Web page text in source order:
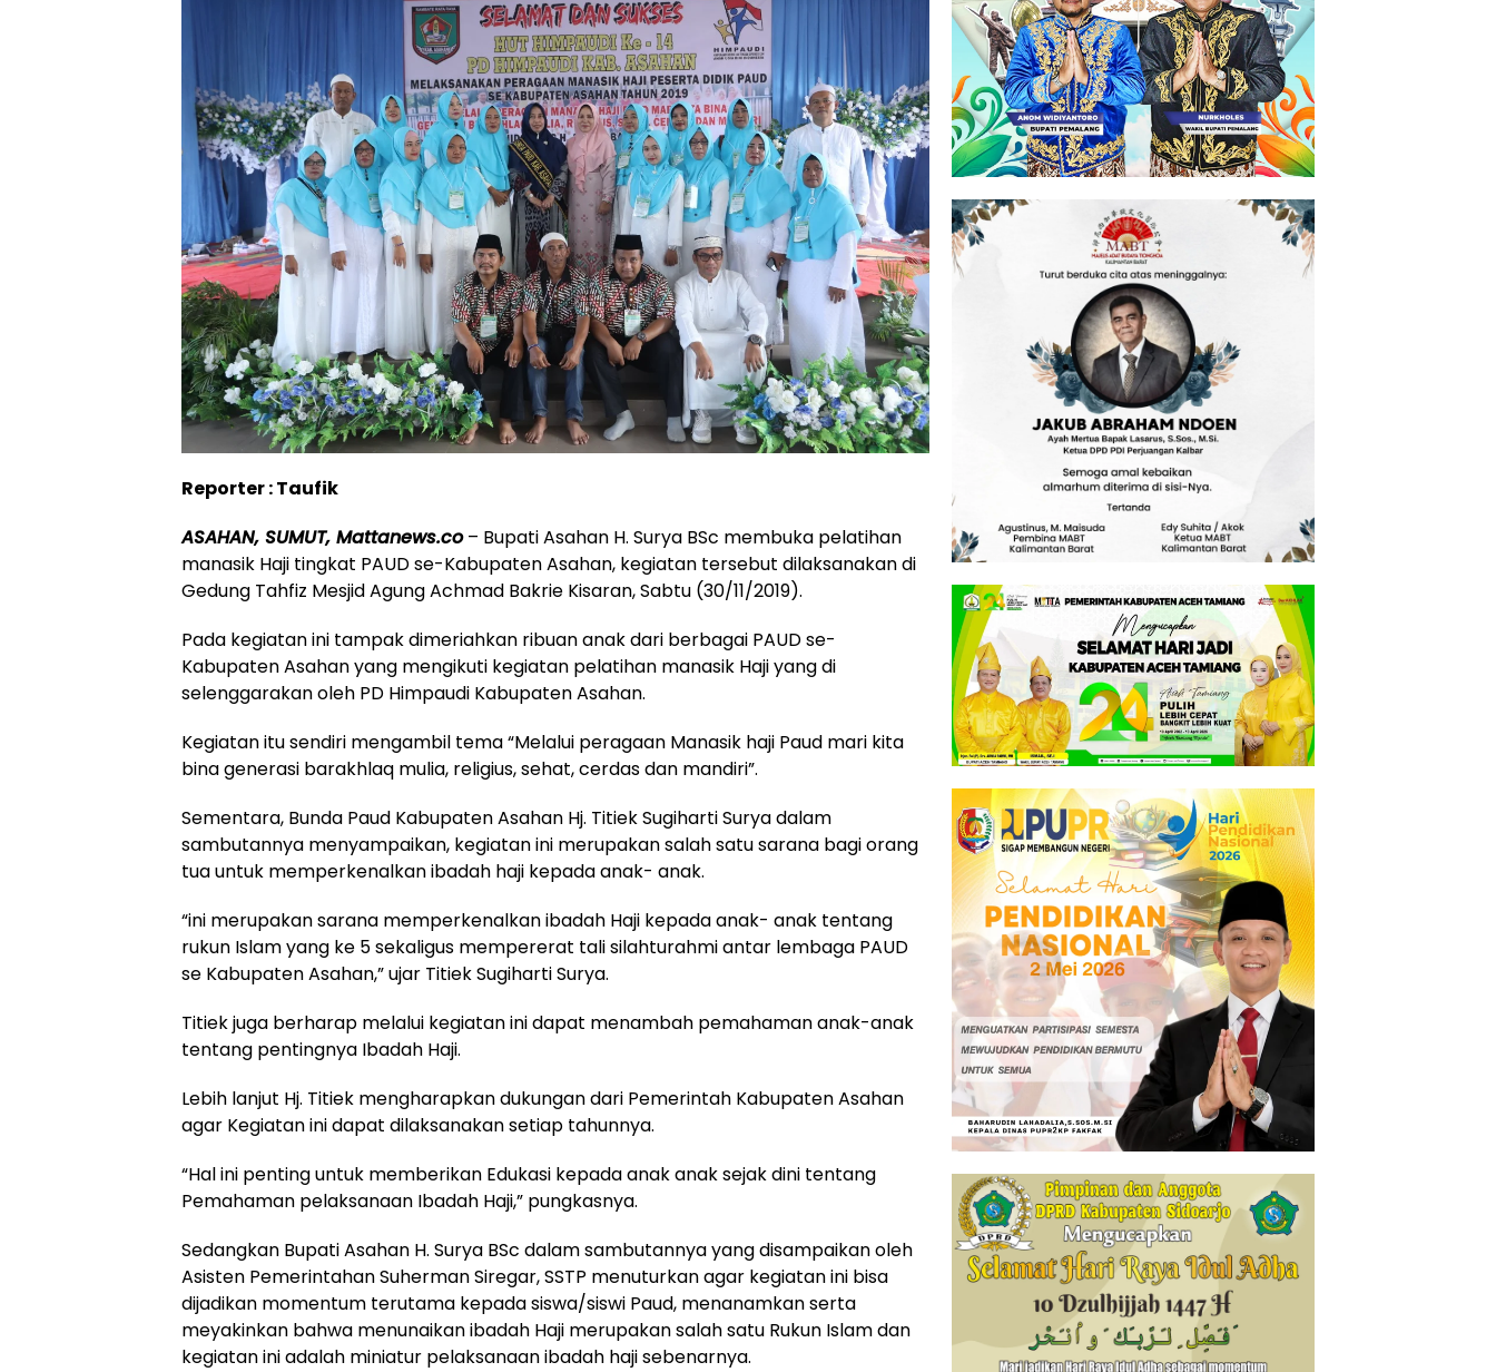
Reporter : Taufik
ASAHAN, SUMUT, Mattanews.co– Bupati Asahan H. Surya BSc membuka pelatihan
manasik Haji tingkat PAUD se-Kabupaten Asahan, kegiatan tersebut dilaksanakan di
Gedung Tahfiz Mesjid Agung Achmad Bakrie Kisaran, Sabtu (30/11/2019).
Pada kegiatan ini tampak dimeriahkan ribuan anak dari berbagai PAUD se-
Kabupaten Asahan yang mengikuti kegiatan pelatihan manasik Haji yang di
selenggarakan oleh PD Himpaudi Kabupaten Asahan.
Kegiatan itu sendiri mengambil tema “Melalui peragaan Manasik haji Paud mari kita
bina generasi barakhlaq mulia, religius, sehat, cerdas dan mandiri”.
Sementara, Bunda Paud Kabupaten Asahan Hj. Titiek Sugiharti Surya dalam
sambutannya menyampaikan, kegiatan ini merupakan salah satu sarana bagi orang
tua untuk memperkenalkan ibadah haji kepada anak- anak.
“ini merupakan sarana memperkenalkan ibadah Haji kepada anak- anak tentang
rukun Islam yang ke 5 sekaligus mempererat tali silahturahmi antar lembaga PAUD
se Kabupaten Asahan,” ujar Titiek Sugiharti Surya.
Titiek juga berharap melalui kegiatan ini dapat menambah pemahaman anak-anak
tentang pentingnya Ibadah Haji.
Lebih lanjut Hj. Titiek mengharapkan dukungan dari Pemerintah Kabupaten Asahan
agar Kegiatan ini dapat dilaksanakan setiap tahunnya.
“Hal ini penting untuk memberikan Edukasi kepada anak anak sejak dini tentang
Pemahaman pelaksanaan Ibadah Haji,” pungkasnya.
Sedangkan Bupati Asahan H. Surya BSc dalam sambutannya yang disampaikan oleh
Asisten Pemerintahan Suherman Siregar, SSTP menuturkan agar kegiatan ini bisa
dijadikan momentum terutama kepada siswa/siswi Paud, menanamkan serta
meyakinkan bahwa menunaikan ibadah Haji merupakan salah satu Rukun Islam dan
kegiatan ini adalah miniatur pelaksanaan ibadah haji sebenarnya.